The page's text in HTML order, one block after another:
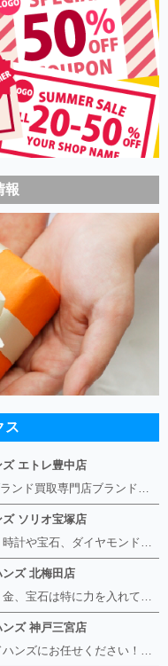
報
ス
エトレ豊中店
2026年7月21日にオープンしたブランド買取専門店ブランドハンズ エトレ豊中店です。 阪急豊中駅直結のショッピングモール エトレとよなかの１階に店舗がございます。 金・貴金属、ブランド品、時計、宝石などその他ブランド食器や美容機器、ブランド香水や化粧品などの取り扱いもございます。 熟練の鑑定士が親切・丁寧に接客、査定をさせていただきます。 査定だけでもOK。お気軽にご来店下さいませ！
ソリオ宝塚店
ブランド品や貴金属の高価買取！時計や宝石、ダイヤモンドなど家に眠っているものがあったら捨てる前にブランドハンズへお越しください。 査定料は無料、お値段が付くものかお調べいたします！ 宅配買取もありますので使っていない古いルイヴィトンのバッグや財布、壊れているオメガの時計、千切れている金のネックレスや指輪、小型家電も取り扱っておりますのでお気軽にご利用下さい☆ その他ブランド食器、銀シルバー製品、美容機器、脱毛器、スマホなど幅広く取り扱っております！
ズ 北梅田店
ブランド品の高価買取！！時計、金、宝石は特に力を入れています！ ルイヴィトン、シャネル、ロレックス、エルメスはもちろん、グッチ、プラダ、セリーヌ、フェンディなどなど、 その他ブランド食器、銀シルバー製品、美容機器、脱毛器、スマホなど幅広く取り扱っているので まずは無料査定にお越しください！ 手数料は全て無料！全国対応の宅配買取も行っておりますのでお気軽にご連絡下さい！
ズ 神戸三宮店
ブランド品の高価買取はブランドハンズにお任せください！！ 高騰し続けている金・貴金属はもちろん、ルイヴィトン、エルメス、シャネル、ロレックスは特に力を入れております。 その他ブランド食器、銀シルバー製品、美容機器、脱毛器、スマホなど幅広く取り扱っております！ 鑑定士は経験豊富で親切丁寧な対応を心がけております。 鑑定書がないものでもしっかり見させて頂きます。